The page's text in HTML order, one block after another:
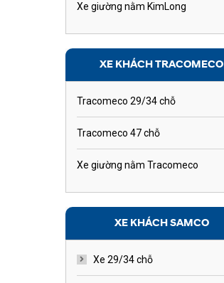
Xe giường nằm KimLong
XE KHÁCH TRACOMECO
Tracomeco 29/34 chỗ
Tracomeco 47 chỗ
Xe giường nằm Tracomeco
XE KHÁCH SAMCO
Xe 29/34 chỗ